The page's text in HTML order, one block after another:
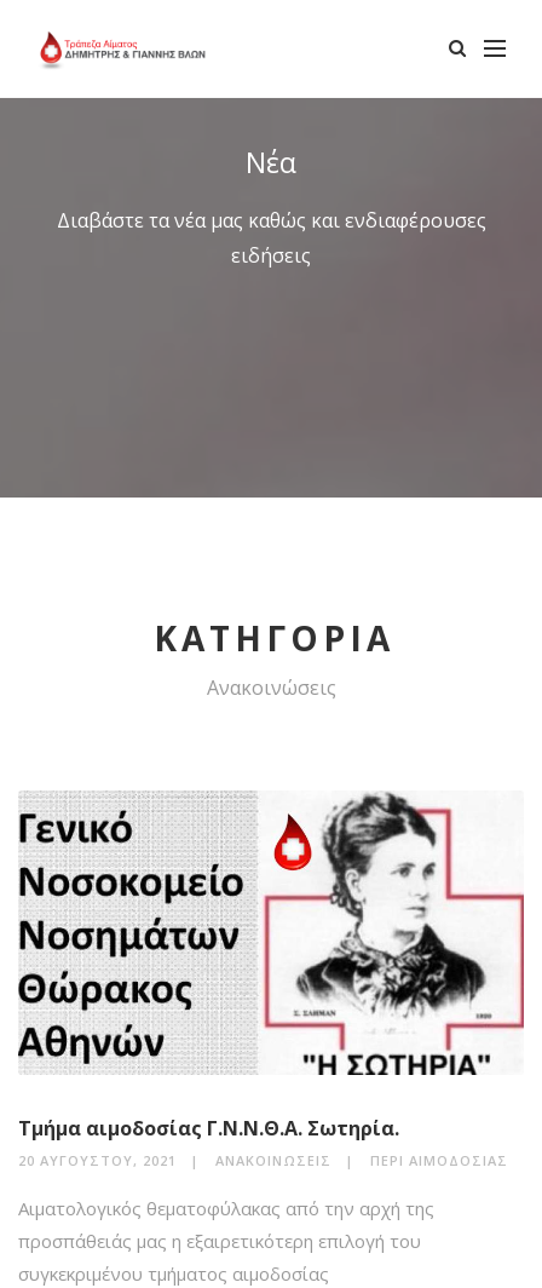
Νέα
Διαβάστε τα νέα μας καθώς και ενδιαφέρουσες
ειδήσεις
ΚΑΤΗΓΟΡΙΑ
Ανακοινώσεις
Τμήμα αιμοδοσίας Γ.Ν.Ν.Θ.Α. Σωτηρία.
20 ΑΥΓΟΎΣΤΟΥ, 2021 ΑΝΑΚΟΙΝΏΣΕΙΣ ΠΕΡΊ ΑΙΜΟΔΟΣΊΑΣ
Αιματολογικός θεματοφύλακας από την αρχή της
προσπάθειάς μας η εξαιρετικότερη επιλογή του
συγκεκριμένου τμήματος αιμοδοσίας